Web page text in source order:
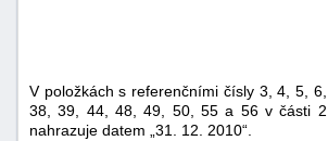
V položkách s referenčními čísly 3, 4, 5,
38, 39, 44, 48, 49, 50, 55 a 56 v části 2
nahrazuje datem „31. 12. 2010“.